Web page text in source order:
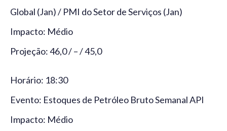
Global (Jan) / PMI do Setor de Serviços (Jan)
Impacto: Médio
Projeção: 46,0 / – / 45,0
Horário: 18:30
Evento: Estoques de Petróleo Bruto Semanal API
Impacto: Médio